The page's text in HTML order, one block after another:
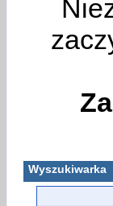
Wyszukiwarka